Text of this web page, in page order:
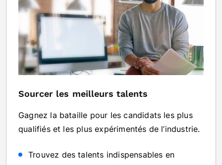
Sourcer les meilleurs talents
Gagnez la bataille pour les candidats les plus
qualifiés et les plus expérimentés de l’industrie.
Trouvez des talents indispensables en